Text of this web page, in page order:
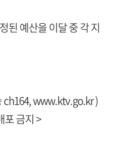
된 예산을 이달 중 각 지
ch164,www.ktv.go.kr)
금지 >